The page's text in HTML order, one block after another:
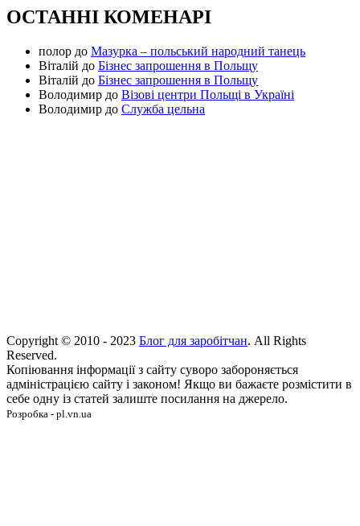
ОСТАННІ КОМЕНАРІ
полор до Мазурка – польський народний танець
Віталій до Бізнес запрошення в Польщу
Віталій до Бізнес запрошення в Польщу
Володимир до Візові центри Польщі в Україні
Володимир до Служба цельна
Copyright © 2010 - 2023 Блог для заробітчан. All Rights
Reserved.
Копіювання інформації з сайту суворо забороняється
адміністрацією сайту і законом! Якщо ви бажаєте розмістити в
себе одну із статей залиште посилання на джерело.
Розробка - pl.vn.ua